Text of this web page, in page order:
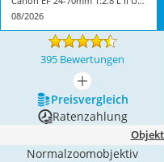
08/2026
395 Bewertungen
mehr anzeigen
Preis­vergleich
Ratenzahlung
Normalzoomobjektiv